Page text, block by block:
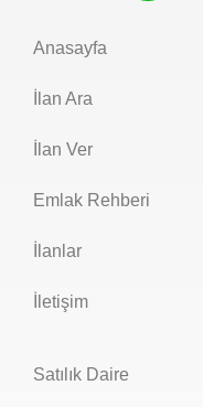
Anasayfa
İlan Ara
İlan Ver
Emlak Rehberi
İlanlar
İletişim
Satılık Daire